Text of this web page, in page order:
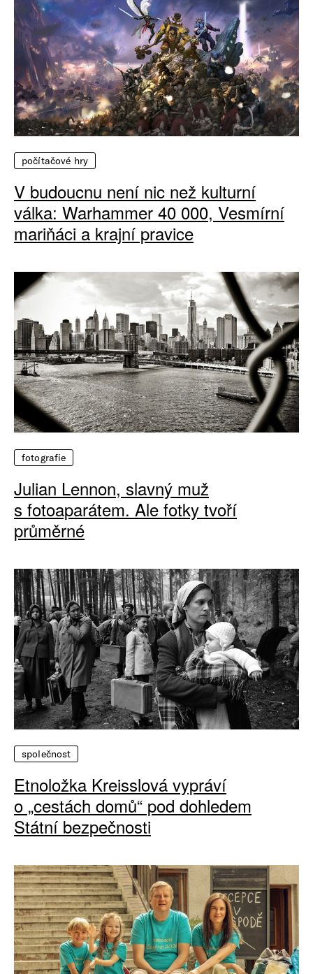
počítačové hry
V budoucnu není nic než kulturní
válka: Warhammer 40 000, Vesmírní
mariňáci a krajní pravice
fotografie
Julian Lennon, slavný muž
s fotoaparátem. Ale fotky tvoří
průměrné
společnost
Etnoložka Kreisslová vypráví
o „cestách domů“ pod dohledem
Státní bezpečnosti